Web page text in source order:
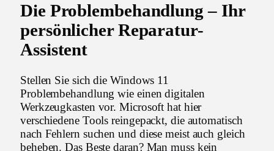
Die Problembehandlung – Ihr
persönlicher Reparatur-
Assistent
Stellen Sie sich die Windows 11
Problembehandlung wie einen digitalen
Werkzeugkasten vor. Microsoft hat hier
verschiedene Tools reingepackt, die automatisch
nach Fehlern suchen und diese meist auch gleich
beheben. Das Beste daran? Man muss kein